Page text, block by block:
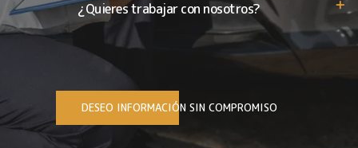
¿Quieres trabajar con nosotros?
DESEO INFORMACIÓN SIN COMPROMISO